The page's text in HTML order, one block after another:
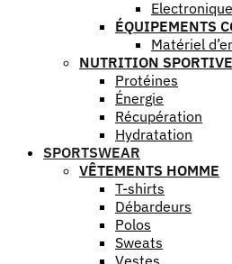
ÉQUIPEMENTS
Matériel
NUTRITION SPORTIVE
Protéines
Énergie
Récupération
Hydratation
SPORTSWEAR
VÊTEMENTS HOMME
T-shirts
Débardeurs
Polos
Sweats
Vestes